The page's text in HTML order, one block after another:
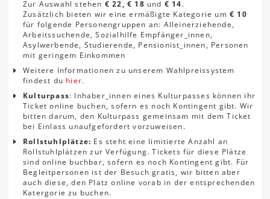
Zur Auswahl stehen € 22, € 18 und € 14.
Zusätzlich bieten wir eine ermäßigte Kategorie um€ 10
für folgende Personengruppen an: Alleinerziehende,
Arbeitssuchende, Sozialhilfe Empfänger_innen,
Asylwerbende, Studierende, Pensionist_innen, Personen
mit geringem Einkommen
Weitere Informationen zu unserem Wahlpreissystem
findest du hier.
Kulturpass: Inhaber_innen eines Kulturpasses können ihr
Ticket online buchen, sofern es noch Kontingent gibt. Wir
bitten darum, den Kulturpass gemeinsam mit dem Ticket
bei Einlass unaufgefordert vorzuweisen.
Rollstuhlplätze: Es steht eine limitierte Anzahl an
Rollstuhlplätzen zur Verfügung. Tickets für diese Plätze
sind online buchbar, sofern es noch Kontingent gibt. Für
Begleitpersonen ist der Besuch gratis, wir bitten aber
auch diese, den Platz online vorab in der entsprechenden
Katergorie zu buchen.